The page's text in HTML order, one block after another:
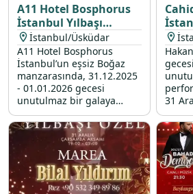
A11 Hotel Bosphorus
İstanbul Yılbaşı
Programı 2026
İstanbul/Üsküdar
A11 Hotel Bosphorus
İstanbul’un eşsiz Boğaz
manzarasında, 31.12.2025
- 01.01.2026 gecesi
unutulmaz bir galaya
davetlisiniz. Üsküdar’da en
özel yılbaşı konserleri ve
yılbaşı etkinlikleri ile yeni
yıla merhaba deyin. Seçkin
yılbaşı mekanları arasında
fark yaratan otelimizde
yerinizi ayırtın!
31
davet